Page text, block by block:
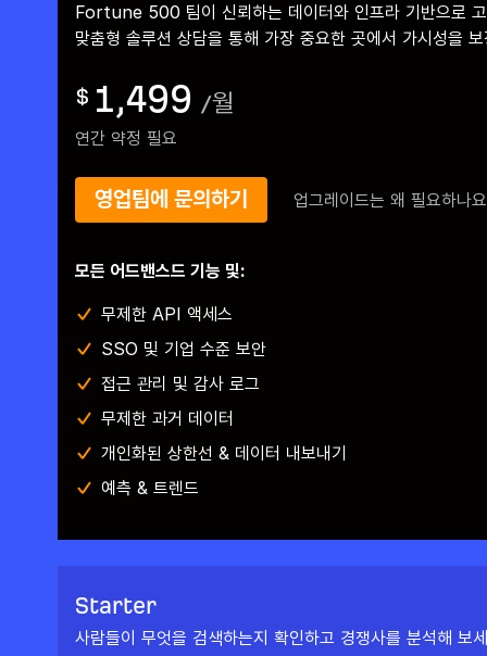
Fortune 500 팀이 신뢰하는 데이터와 인프라 기반으로 고
맞춤형 솔루션 상담을 통해 가장 중요한 곳에서 가시성을
$ 1,499 /월
연간 약정 필요
영업팀에 문의하기 업그레이드는 왜 필요하나
모든 어드밴스드 기능 및:
무제한 API 액세스
SSO 및 기업 수준 보안
접근 관리 및 감사 로그
무제한 과거 데이터
개인화된 상한선 & 데이터 내보내기
예측 & 트렌드
Starter
사람들이 무엇을 검색하는지 확인하고 경쟁사를 분석해 보